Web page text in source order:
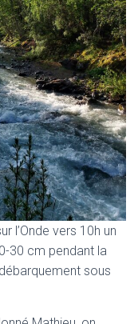
l’Onde vers 10h un
30 cm pendant la
sous